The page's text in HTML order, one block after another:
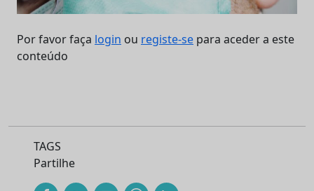
Por favor faça login ou registe-se para aceder a este
conteúdo
TAGS
Partilhe